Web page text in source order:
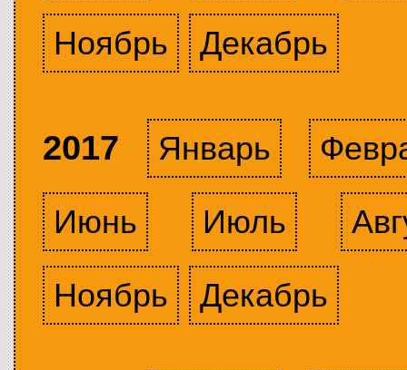
Ноябрь
Декабрь
2017 Январь
Июнь
Июль
Ноябрь
Декабрь